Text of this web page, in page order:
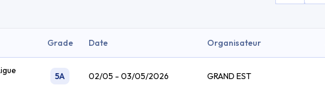
Grade Date Organisateur
5A 02/05 - 03/05/2026 GRAND EST